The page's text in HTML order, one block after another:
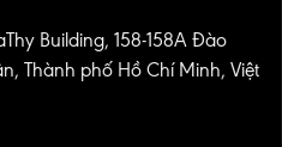
Building, 158-158A Đào
Thành phố Hồ Chí Minh, Việt